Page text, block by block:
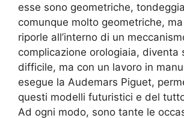
esse sono geometriche,
comunque molto geometriche,
riporle all’interno di un
complicazione orologiaia, diventa
difficile, ma con un lavoro in
esegue la Audemars Piguet,
questi modelli futuristici e del
Ad ogni modo, sono tante le